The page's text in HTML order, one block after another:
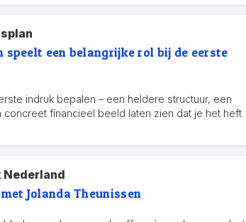
speelt een belangrijke rol bij de eerste
indruk bepalen – een heldere structuur, een
financieel beeld laten zien dat je het heft
Nederland
Jolanda Theunissen